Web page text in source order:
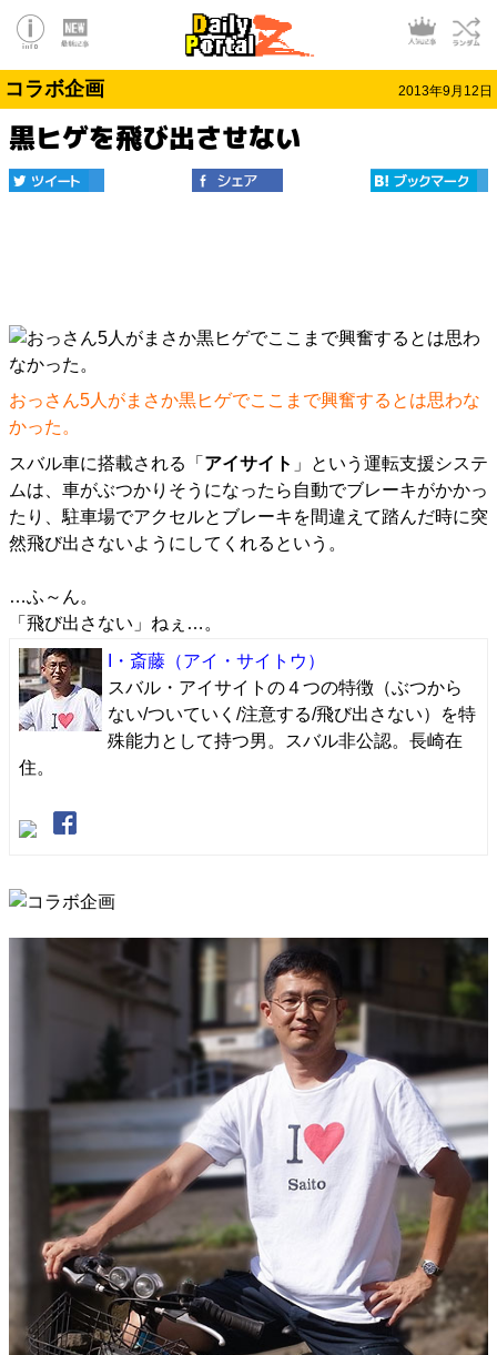
コラボ企画 2013年9月12日
黒ヒゲを飛び出させない
おっさん5人がまさか黒ヒゲでここまで興奮するとは思わな
かった。
スバル車に搭載される「 アイサイト 」という運転支援システ
ムは、車がぶつかりそうになったら自動でブレーキがかかっ
たり、駐車場でアクセルとブレーキを間違えて踏んだ時に突
然飛び出さないようにしてくれるという。
…ふ～ん。
「飛び出さない」ねぇ…。
I・斎藤 （アイ・サイトウ）
スバル・アイサイトの４つの特徴（ぶつから
ない/ついていく/注意する/飛び出さない）を特
殊能力として持つ男。スバル非公認。長崎在
住。